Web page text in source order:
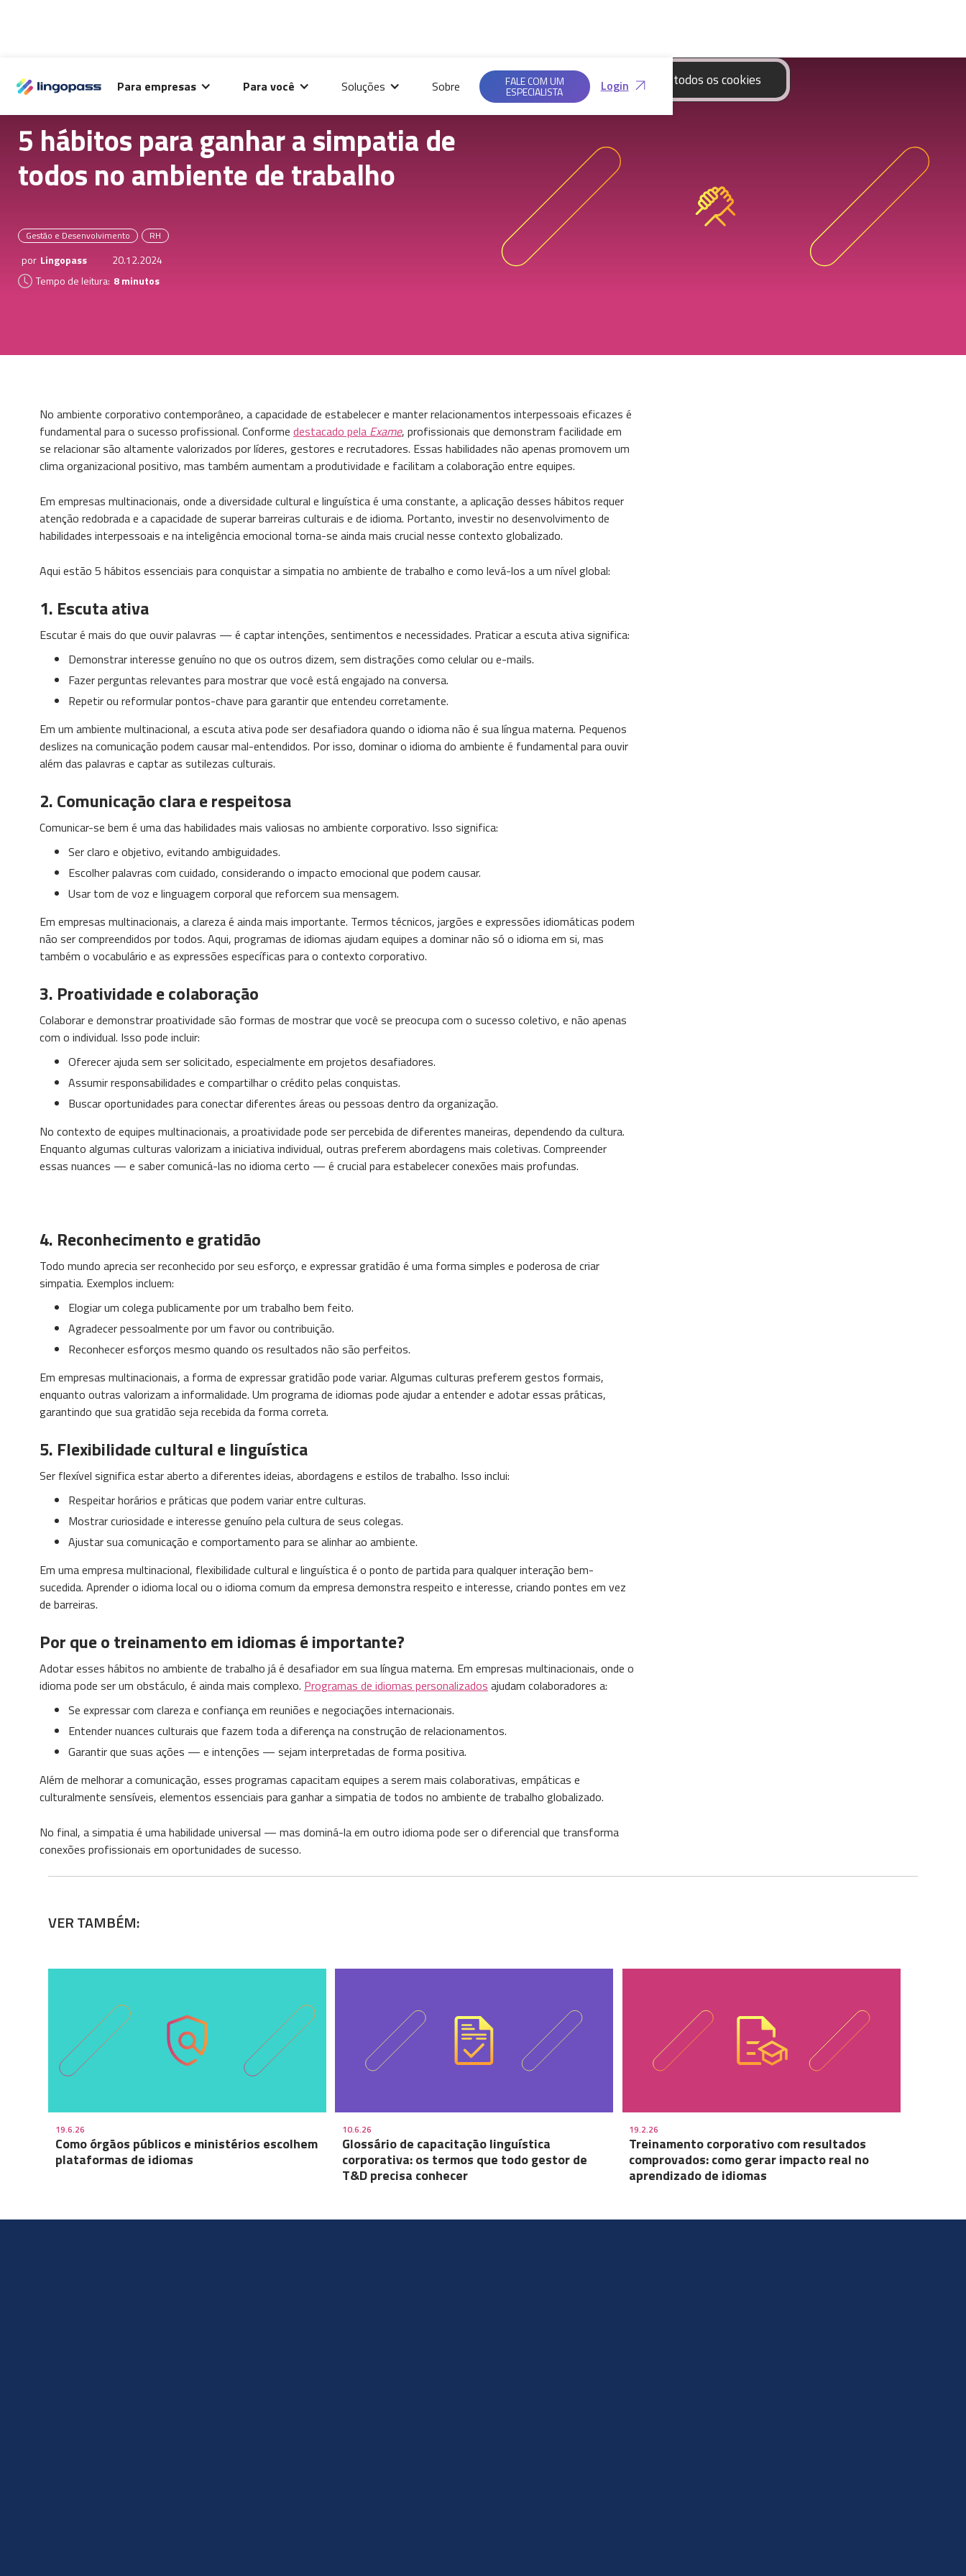
Para empresas Para você Soluções Sobre FALE COM UM
ESPECIALISTA Login
deste site e melhorar sua experiência de navegação.
Saiba mais em nossas
Políticas de
Privacidade.
Aceitar todos os cookies
5 hábitos para ganhar a simpatia de
todos no ambiente de trabalho
Gestão e Desenvolvimento RH
por Lingopass
20.12.2024
Tempo de leitura: 8 minutos
No ambiente corporativo contemporâneo, a capacidade de estabelecer e manter relacionamentos interpessoais eficazes é
fundamental para o sucesso profissional. Conforme destacado pela Exame, profissionais que demonstram facilidade em
se relacionar são altamente valorizados por líderes, gestores e recrutadores. Essas habilidades não apenas promovem um
clima organizacional positivo, mas também aumentam a produtividade e facilitam a colaboração entre equipes.
Em empresas multinacionais, onde a diversidade cultural e linguística é uma constante, a aplicação desses hábitos requer
atenção redobrada e a capacidade de superar barreiras culturais e de idioma. Portanto, investir no desenvolvimento de
habilidades interpessoais e na inteligência emocional torna-se ainda mais crucial nesse contexto globalizado.
Aqui estão 5 hábitos essenciais para conquistar a simpatia no ambiente de trabalho e como levá-los a um nível global:
1. Escuta ativa
Escutar é mais do que ouvir palavras — é captar intenções, sentimentos e necessidades. Praticar a escuta ativa significa:
Demonstrar interesse genuíno no que os outros dizem, sem distrações como celular ou e-mails.
Fazer perguntas relevantes para mostrar que você está engajado na conversa.
Repetir ou reformular pontos-chave para garantir que entendeu corretamente.
Em um ambiente multinacional, a escuta ativa pode ser desafiadora quando o idioma não é sua língua materna. Pequenos
deslizes na comunicação podem causar mal-entendidos. Por isso, dominar o idioma do ambiente é fundamental para ouvir
além das palavras e captar as sutilezas culturais.
2.Comunicação clara e respeitosa
Comunicar-se bem é uma das habilidades mais valiosas no ambiente corporativo. Isso significa:
Ser claro e objetivo, evitando ambiguidades.
Escolher palavras com cuidado, considerando o impacto emocional que podem causar.
Usar tom de voz e linguagem corporal que reforcem sua mensagem.
Em empresas multinacionais, a clareza é ainda mais importante. Termos técnicos, jargões e expressões idiomáticas podem
não ser compreendidos por todos. Aqui, programas de idiomas ajudam equipes a dominar não só o idioma em si, mas
também o vocabulário e as expressões específicas para o contexto corporativo.
3. Proatividade e colaboração
Colaborar e demonstrar proatividade são formas de mostrar que você se preocupa com o sucesso coletivo, e não apenas
com o individual. Isso pode incluir:
Oferecer ajuda sem ser solicitado, especialmente em projetos desafiadores.
Assumir responsabilidades e compartilhar o crédito pelas conquistas.
Buscar oportunidades para conectar diferentes áreas ou pessoas dentro da organização.
No contexto de equipes multinacionais, a proatividade pode ser percebida de diferentes maneiras, dependendo da cultura.
Enquanto algumas culturas valorizam a iniciativa individual, outras preferem abordagens mais coletivas. Compreender
essas nuances — e saber comunicá-las no idioma certo — é crucial para estabelecer conexões mais profundas.
4. Reconhecimento e gratidão
Todo mundo aprecia ser reconhecido por seu esforço, e expressar gratidão é uma forma simples e poderosa de criar
simpatia. Exemplos incluem:
Elogiar um colega publicamente por um trabalho bem feito.
Agradecer pessoalmente por um favor ou contribuição.
Reconhecer esforços mesmo quando os resultados não são perfeitos.
Em empresas multinacionais, a forma de expressar gratidão pode variar. Algumas culturas preferem gestos formais,
enquanto outras valorizam a informalidade. Um programa de idiomas pode ajudar a entender e adotar essas práticas,
garantindo que sua gratidão seja recebida da forma correta.
5. Flexibilidade cultural e linguística
Ser flexível significa estar aberto a diferentes ideias, abordagens e estilos de trabalho. Isso inclui:
Respeitar horários e práticas que podem variar entre culturas.
Mostrar curiosidade e interesse genuíno pela cultura de seus colegas.
Ajustar sua comunicação e comportamento para se alinhar ao ambiente.
Em uma empresa multinacional, flexibilidade cultural e linguística é o ponto de partida para qualquer interação bem-
sucedida. Aprender o idioma local ou o idioma comum da empresa demonstra respeito e interesse, criando pontes em vez
de barreiras.
Por que o treinamento em idiomas é importante?
Adotar esses hábitos no ambiente de trabalho já é desafiador em sua língua materna. Em empresas multinacionais, onde o
idioma pode ser um obstáculo, é ainda mais complexo. Programas de idiomas personalizados ajudam colaboradores a:
Se expressar com clareza e confiança em reuniões e negociações internacionais.
Entender nuances culturais que fazem toda a diferença na construção de relacionamentos.
Garantir que suas ações — e intenções — sejam interpretadas de forma positiva.
Além de melhorar a comunicação, esses programas capacitam equipes a serem mais colaborativas, empáticas e
culturalmente sensíveis, elementos essenciais para ganhar a simpatia de todos no ambiente de trabalho globalizado.
No final, a simpatia é uma habilidade universal — mas dominá-la em outro idioma pode ser o diferencial que transforma
conexões profissionais em oportunidades de sucesso.
VER TAMBÉM:
19.6.26
Como órgãos públicos e ministérios escolhem
plataformas de idiomas
10.6.26
Glossário de capacitação linguística
corporativa: os termos que todo gestor de
T&D precisa conhecer
19.2.26
Treinamento corporativo com resultados
comprovados: como gerar impacto real no
aprendizado de idiomas